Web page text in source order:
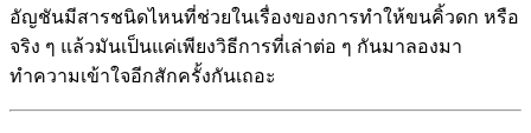
อัญชันมีสารชนิดไหนที่ช่วยในเรื่องของการทำให้ขนคิ้วดก หรือ
จริง ๆ แล้วมันเป็นแค่เพียงวิธีการที่เล่าต่อ ๆ กันมาลองมา
ทำความเข้าใจอีกสักครั้งกันเถอะ